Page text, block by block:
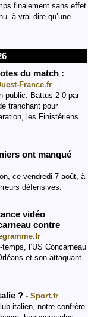
finalement sans effet
à vrai dire qu’une
du match :
France.fr
public. Battus 2-0 par
tranchant pour
les Finistériens
ont manqué
ce vendredi 7 août, à
défensives.
vidéo
contre
l’US Concarneau
et son attaquant
? - Sport.fr
italien, notre confrère